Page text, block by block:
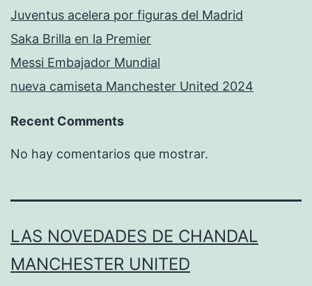
Juventus acelera por figuras del Madrid
Saka Brilla en la Premier
Messi Embajador Mundial
nueva camiseta Manchester United 2024
Recent Comments
No hay comentarios que mostrar.
LAS NOVEDADES DE CHANDAL
MANCHESTER UNITED